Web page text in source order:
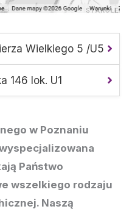
Wielkiego 5 /U5
146 lok. U1
w Poznaniu
Państwo
wszelkiego rodzaju
Naszą